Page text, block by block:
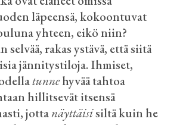
läpeensä, kokoontuvat
yhteen, eikö niin?
selvää, rakas ystävä, että siitä
jännitystiloja. Ihmiset,
tunnehyvää tahtoa
hillitsevät itsensä
jottanäyttäisisiltä kuin he